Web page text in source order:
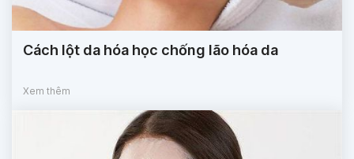
Cách lột da hóa học chống lão hóa da
Xem thêm